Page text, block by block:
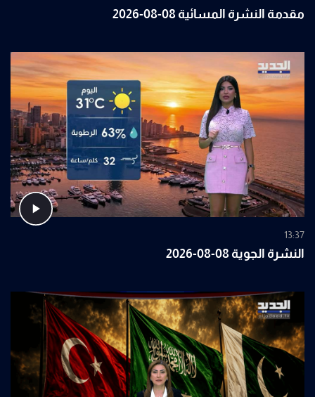
مقدمة النشرة المسائية 08-08-2026
13:37
النشرة الجوية 08-08-2026